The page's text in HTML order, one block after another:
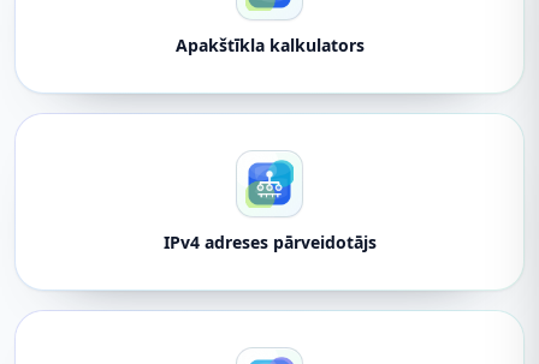
Apakštīkla kalkulators
IPv4 adreses pārveidotājs